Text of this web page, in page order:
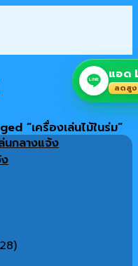
นกลางแจ้ง
“เครื่องเล่นไม้ในร่ม”
LINE แอด
ลดสู